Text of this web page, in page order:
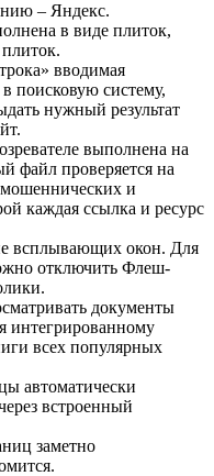
– Яндекс.
в виде плиток,
плиток.
вводимая
поисковую систему,
нужный результат
выполнена на
файл проверяется на
и
каждая ссылка и ресурс
всплывающих окон. Для
отключить Флеш-
документы
интегрированному
всех популярных
автоматически
встроенный
заметно